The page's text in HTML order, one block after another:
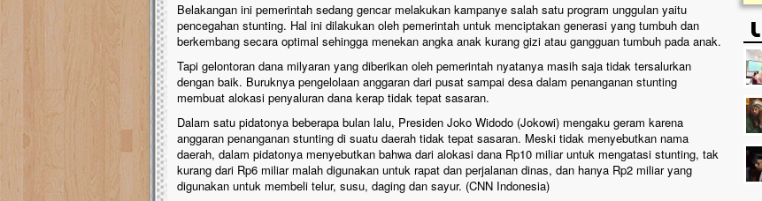
Belakangan ini pemerintah sedang gencar melakukan kampanye salah satu program unggulan yaitu
pencegahan stunting. Hal ini dilakukan oleh pemerintah untuk menciptakan generasi yang tumbuh dan
berkembang secara optimal sehingga menekan angka anak kurang gizi atau gangguan tumbuh pada anak.
Tapi gelontoran dana milyaran yang diberikan oleh pemerintah nyatanya masih saja tidak tersalurkan
dengan baik. Buruknya pengelolaan anggaran dari pusat sampai desa dalam penanganan stunting
membuat alokasi penyaluran dana kerap tidak tepat sasaran.
Dalam satu pidatonya beberapa bulan lalu, Presiden Joko Widodo (Jokowi) mengaku geram karena
anggaran penanganan stunting di suatu daerah tidak tepat sasaran. Meski tidak menyebutkan nama
daerah, dalam pidatonya menyebutkan bahwa dari alokasi dana Rp10 miliar untuk mengatasi stunting, tak
kurang dari Rp6 miliar malah digunakan untuk rapat dan perjalanan dinas, dan hanya Rp2 miliar yang
digunakan untuk membeli telur, susu, daging dan sayur. (CNN Indonesia)